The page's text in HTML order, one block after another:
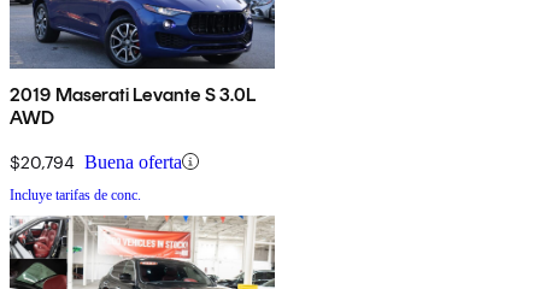
2019 Maserati Levante S 3.0L
AWD
$20,794 Buena oferta
Incluye tarifas de conc.